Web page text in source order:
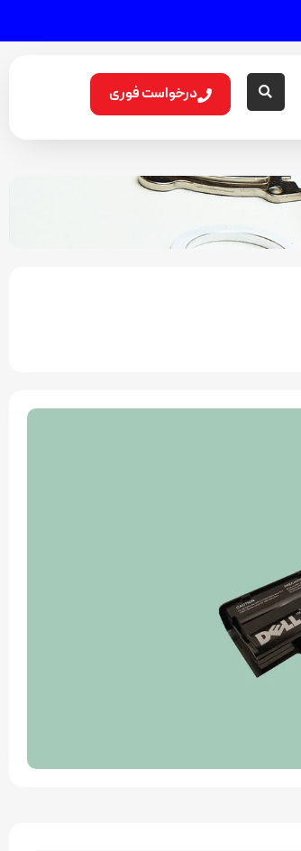
درخواست فوری